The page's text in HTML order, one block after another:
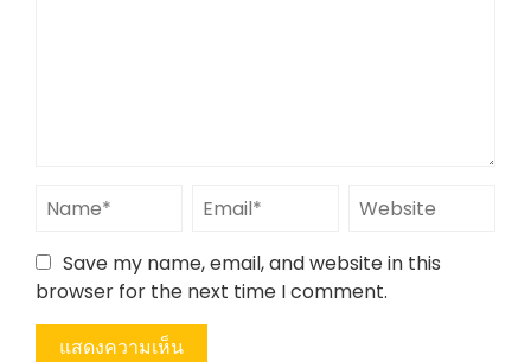
Save my name, email, and website in this
browser for the next time I comment.